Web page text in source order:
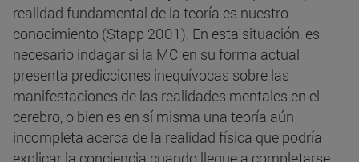
realidad fundamental de la teoría es nuestro
conocimiento (Stapp 2001). En esta situación, es
necesario indagar si la MC en su forma actual
presenta predicciones inequívocas sobre las
manifestaciones de las realidades mentales en el
cerebro, o bien es en sí misma una teoría aún
incompleta acerca de la realidad física que podría
explicar la conciencia cuando llegue a completarse.